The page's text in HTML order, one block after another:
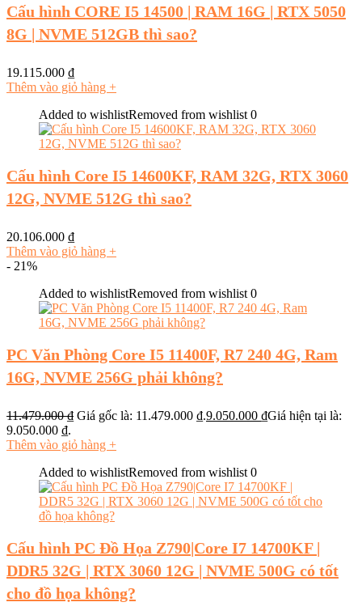
Cấu hình CORE I5 14500 | RAM 16G | RTX 5050
8G | NVME 512GB thì sao?
19.115.000 ₫
Thêm vào giỏ hàng +
Added to wishlistRemoved from wishlist 0
Cấu hình Core I5 14600KF, RAM 32G, RTX 3060
12G, NVME 512G thì sao?
20.106.000 ₫
Thêm vào giỏ hàng +
- 21%
Added to wishlistRemoved from wishlist 0
PC Văn Phòng Core I5 11400F, R7 240 4G, Ram
16G, NVME 256G phải không?
11.479.000₫ Giá gốc là: 11.479.000 ₫.9.050.000 ₫Giá hiện tại là:
9.050.000 ₫.
Thêm vào giỏ hàng +
Added to wishlistRemoved from wishlist 0
Cấu hình PC Đồ Họa Z790|Core I7 14700KF |
DDR5 32G | RTX 3060 12G | NVME 500G có tốt
cho đồ họa không?